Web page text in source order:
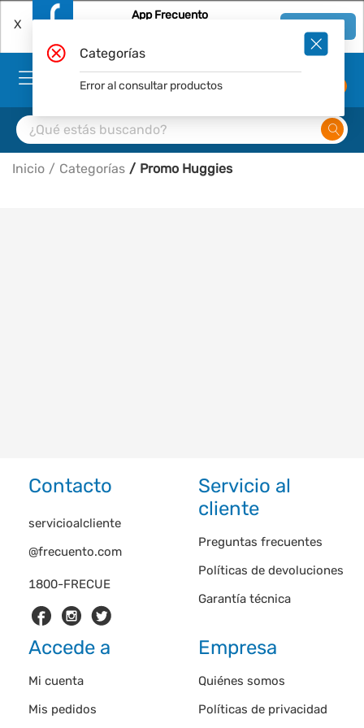
X
App Frecuento
Inicio Categorías Promo Huggies
Contacto
1800-FRECUE
servicioalcliente
@frecuento.com
Servicio al
cliente
Preguntas frecuentes
Políticas de devoluciones
Garantía técnica
Accede a
Mi cuenta
Mis pedidos
Empresa
Quiénes somos
Políticas de privacidad
Categorías
Error al consultar productos